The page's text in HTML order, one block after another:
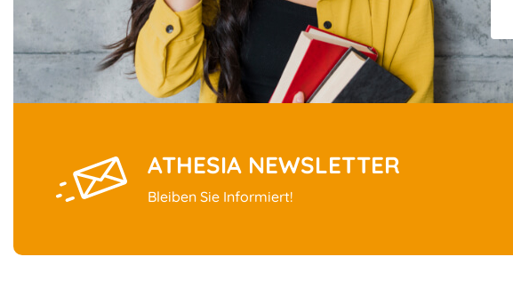
ATHESIA NEWSLETTER
Bleiben Sie Informiert!